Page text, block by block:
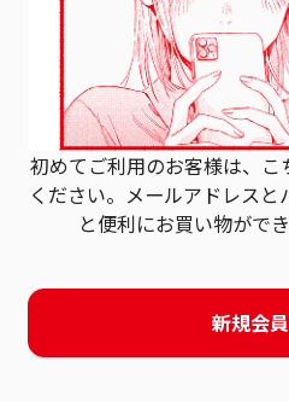
初めてご利用のお客様は、
ください。 メールアドレスと
と便利にお買い物がで
新規会